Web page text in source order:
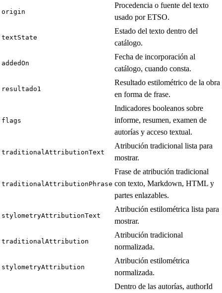
origin
Procedencia o fuente del texto
usado por ETSO.
textState
Estado del texto dentro del
catálogo.
addedOn
Fecha de incorporación al
catálogo, cuando consta.
resultado1
Resultado estilométrico de la obra
en forma de frase.
flags
Indicadores booleanos sobre
informe, resumen, examen de
autorías y acceso textual.
traditionalAttributionText
Atribución tradicional lista para
mostrar.
traditionalAttributionPhrase
Frase de atribución tradicional
con texto, Markdown, HTML y
partes enlazables.
stylometryAttributionText
Atribución estilométrica lista para
mostrar.
traditionalAttribution
Atribución tradicional
normalizada.
stylometryAttribution
Atribución estilométrica
normalizada.
Dentro de las autorías, authorId